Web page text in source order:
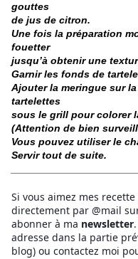
gouttes
de jus de citron.
Une fois la préparation
fouetter
jusqu’à obtenir une
Garnir les fonds de
Ajouter la meringue sur
tartelettes
sous le grill pour colorer
(Attention de bien
Vous pouvez utiliser le
Servir tout de suite.
Si vous aimez mes
directement par @mail
abonner à ma newsletter
adresse dans la partie
blog) ou contactez moi